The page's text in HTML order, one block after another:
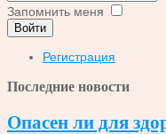
Запомнить меня
Войти
Регистрация
Последние новости
Опасен ли для